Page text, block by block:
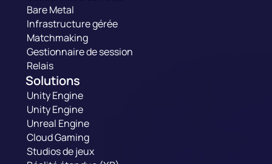
Bare Metal
Infrastructure gérée
Matchmaking
Gestionnaire de session
Relais
Solutions
Unity Engine
Unity Engine
Unreal Engine
Cloud Gaming
Studios de jeux